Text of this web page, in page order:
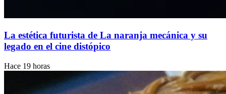
La estética futurista de La naranja mecánica y su
legado en el cine distópico
Hace 19 horas